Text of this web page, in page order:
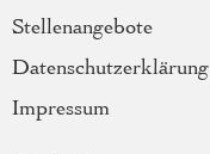
Stellenangebote
Datenschutzerklärung
Impressum